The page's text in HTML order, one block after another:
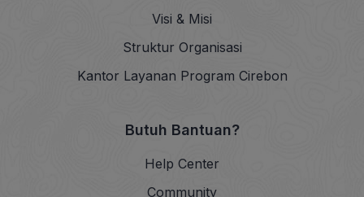
Visi & Misi
Struktur Organisasi
Kantor Layanan Program Cirebon
Butuh Bantuan?
Help Center
Community